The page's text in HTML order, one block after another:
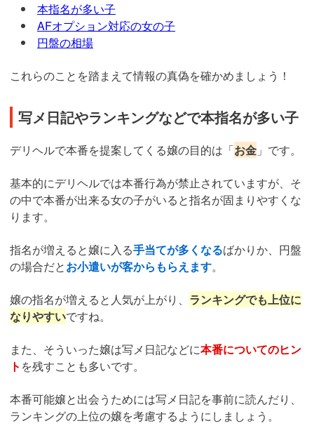
本指名が多い子
AFオプション対応の女の子
円盤の相場
これらのことを踏まえて情報の真偽を確かめましょう！
写メ日記やランキングなどで本指名が多い子
デリヘルで本番を提案してくる嬢の目的は「お金 」です。
基本的にデリヘルでは本番行為が禁止されていますが、そ
の中で本番が出来る女の子がいると指名が固まりやすくな
ります。
指名が増えると嬢に入る手当てが多くなるばかりか、円盤
の場合だとお小遣いが客からもらえます。
嬢の指名が増えると人気が上がり、 ランキングでも上位に
なりやすいですね。
また、そういった嬢は写メ日記などに本番についてのヒン
ト を残すことも多いです。
本番可能嬢と出会うためには写メ日記を事前に読んだり、
ランキングの上位の嬢を考慮するようにしましょう。